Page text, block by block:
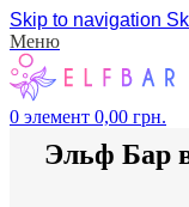
Skip to navigation
Меню
0 элемент 0,00 грн.
Эльф Бар